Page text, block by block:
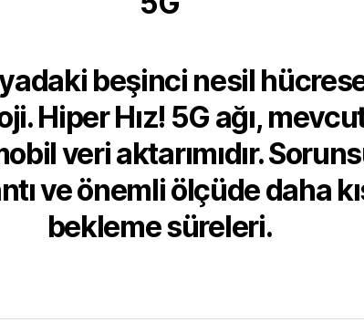
beşinci nesil
Hiper Hız! 5G ağı,
veri aktarımıdır.
ve önemli ölçüde daha
bekleme süreleri.